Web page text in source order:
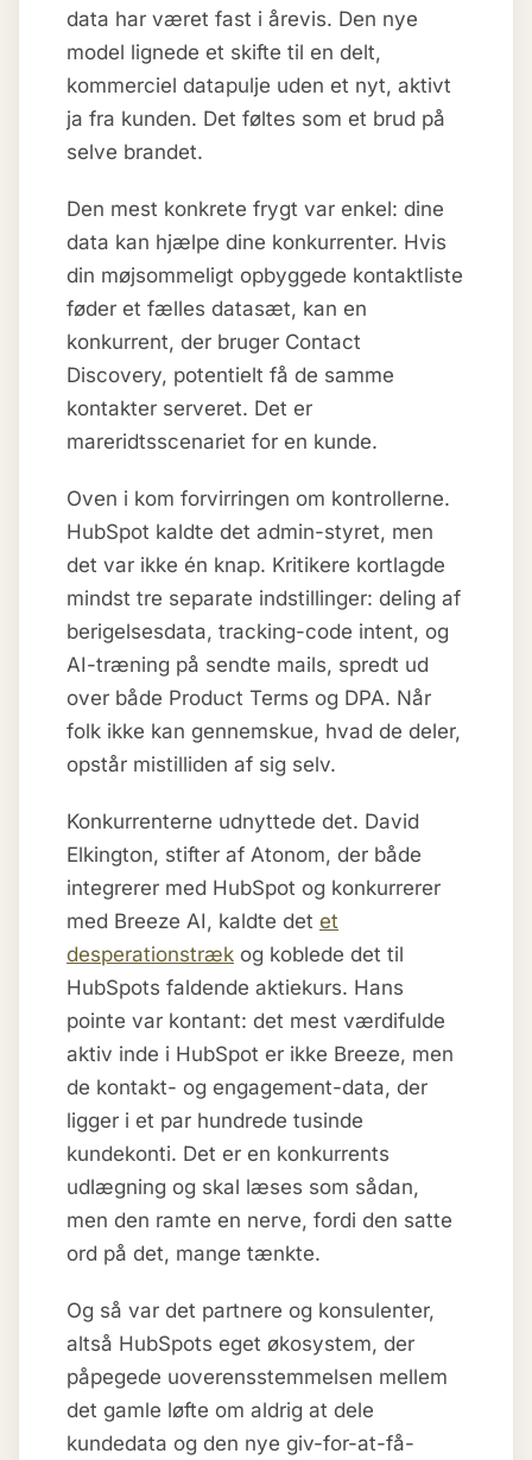
data har været fast i årevis. Den nye
model lignede et skifte til en delt,
kommerciel datapulje uden et nyt, aktivt
ja fra kunden. Det føltes som et brud på
selve brandet.
Den mest konkrete frygt var enkel: dine
data kan hjælpe dine konkurrenter. Hvis
din møjsommeligt opbyggede kontaktliste
føder et fælles datasæt, kan en
konkurrent, der bruger Contact
Discovery, potentielt få de samme
kontakter serveret. Det er
mareridtsscenariet for en kunde.
Oven i kom forvirringen om kontrollerne.
HubSpot kaldte det admin-styret, men
det var ikke én knap. Kritikere kortlagde
mindst tre separate indstillinger: deling af
berigelsesdata, tracking-code intent, og
AI-træning på sendte mails, spredt ud
over både Product Terms og DPA. Når
folk ikke kan gennemskue, hvad de deler,
opstår mistilliden af sig selv.
Konkurrenterne udnyttede det. David
Elkington, stifter af Atonom, der både
integrerer med HubSpot og konkurrerer
med Breeze AI, kaldte det et
desperationstræk og koblede det til
HubSpots faldende aktiekurs. Hans
pointe var kontant: det mest værdifulde
aktiv inde i HubSpot er ikke Breeze, men
de kontakt- og engagement-data, der
ligger i et par hundrede tusinde
kundekonti. Det er en konkurrents
udlægning og skal læses som sådan,
men den ramte en nerve, fordi den satte
ord på det, mange tænkte.
Og så var det partnere og konsulenter,
altså HubSpots eget økosystem, der
påpegede uoverensstemmelsen mellem
det gamle løfte om aldrig at dele
kundedata og den nye giv-for-at-få-